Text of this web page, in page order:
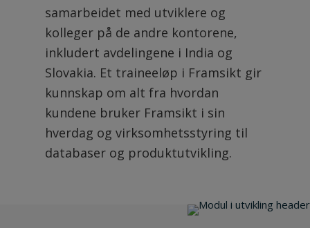
samarbeidet med utviklere og
kolleger på de andre kontorene,
inkludert avdelingene i India og
Slovakia. Et traineeløp i Framsikt gir
kunnskap om alt fra hvordan
kundene bruker Framsikt i sin
hverdag og virksomhetsstyring til
databaser og produktutvikling.